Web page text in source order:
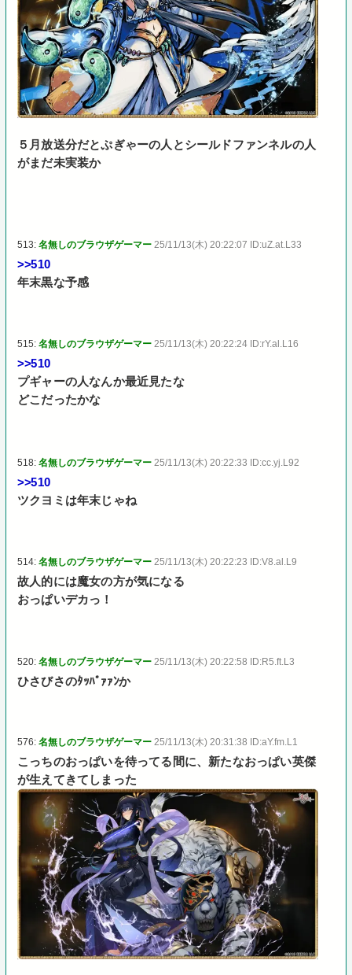
５月放送分だとぷぎゃーの人とシールドファンネルの人
がまだ未実装か
513:名無しのブラウザゲーマー 25/11/13(木) 20:22:07 ID:uZ.at.L33
>>510
年末黒な予感
515:名無しのブラウザゲーマー 25/11/13(木) 20:22:24 ID:rY.al.L16
>>510
プギャーの人なんか最近見たな
どこだったかな
518:名無しのブラウザゲーマー 25/11/13(木) 20:22:33 ID:cc.yj.L92
>>510
ツクヨミは年末じゃね
514:名無しのブラウザゲーマー 25/11/13(木) 20:22:23 ID:V8.al.L9
故人的には魔女の方が気になる
おっぱいデカっ！
520:名無しのブラウザゲーマー 25/11/13(木) 20:22:58 ID:R5.ft.L3
ひさびさのﾀｯﾊﾟｧｧﾝか
576:名無しのブラウザゲーマー 25/11/13(木) 20:31:38 ID:aY.fm.L1
こっちのおっぱいを待ってる間に、新たなおっぱい英傑
が生えてきてしまった